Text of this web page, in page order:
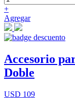
+
Agregar
Accesorio
Doble
USD 109